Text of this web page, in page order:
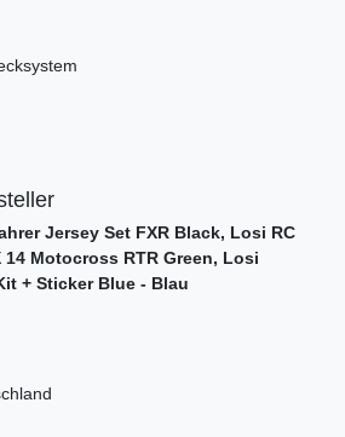
Jersey Set FXR Black, Losi RC
Motocross RTR Green, Losi
+ Sticker Blue - Blau